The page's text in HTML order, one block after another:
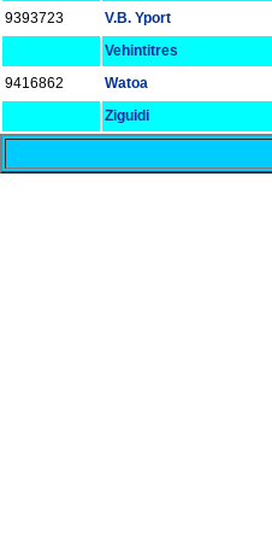
9393723
V.B. Yport
Vehintitres
9416862
Watoa
Ziguidi